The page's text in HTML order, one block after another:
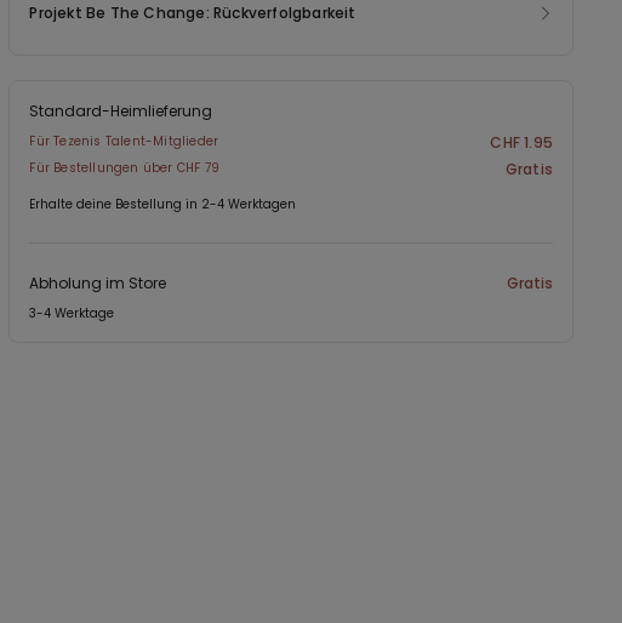
Shapewear zum Tragen unter der Kleidung konzipiert, sondern kann
Projekt Be The Change: Rückverfolgbarkeit
Standard-Heimlieferung
Für Tezenis Talent-Mitglieder CHF 1.95
Für Bestellungen über CHF 79 Gratis
Erhalte deine Bestellung in 2-4 Werktagen
Abholung im Store Gratis
3-4 Werktage